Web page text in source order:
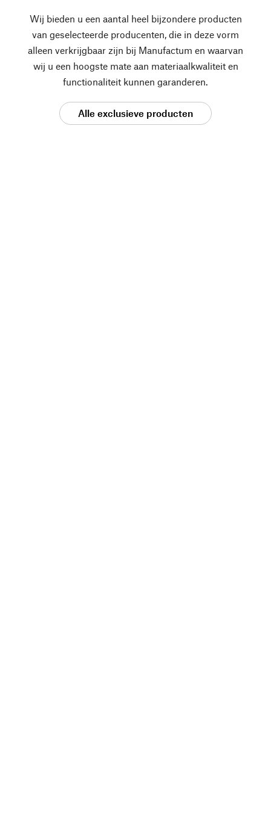
Wij bieden u een aantal heel bijzondere producten
van geselecteerde producenten, die in deze vorm
alleen verkrijgbaar zijn bij Manufactum en waarvan
wij u een hoogste mate aan materiaalkwaliteit en
functionaliteit kunnen garanderen.
Alle exclusieve producten